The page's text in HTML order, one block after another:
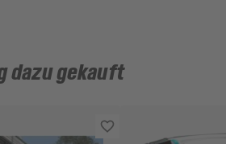
dazu gekauft